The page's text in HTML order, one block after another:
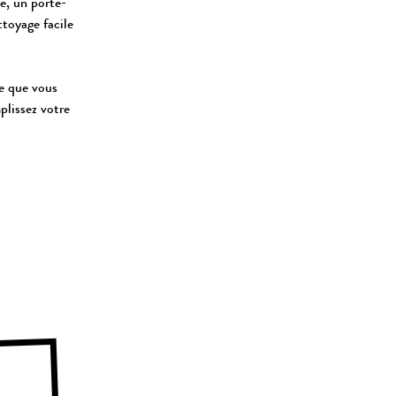
un porte-
facile
que vous
votre